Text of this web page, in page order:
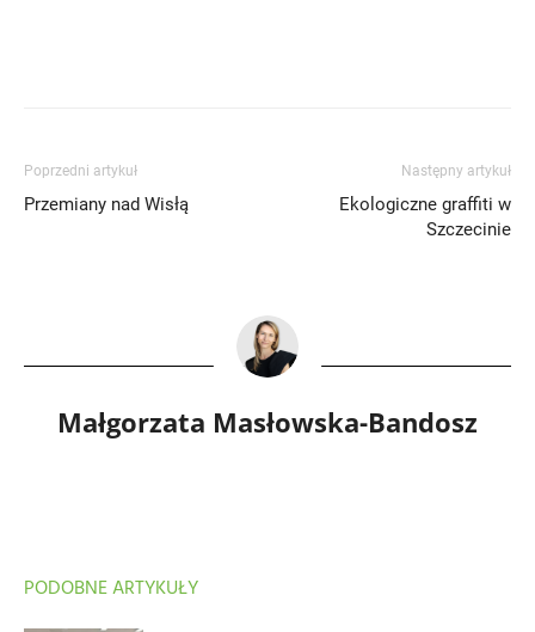
Poprzedni artykuł
Przemiany nad Wisłą
Następny artykuł
Ekologiczne graffiti w
Szczecinie
Małgorzata Masłowska-Bandosz
PODOBNE ARTYKUŁY